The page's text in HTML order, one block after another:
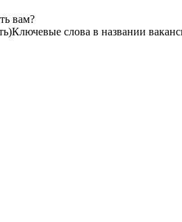
вам?
Ключевые слова в названии